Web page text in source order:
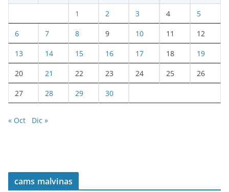
1 2 3 4 5
6 7 8 9 10 11 12
13 14 15 16 17 18 19
20 21 22 23 24 25 26
27 28 29 30
« Oct Dic »
cams malvinas